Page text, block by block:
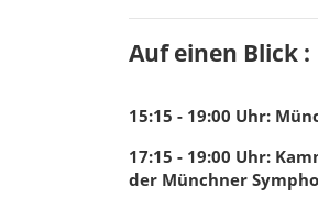
Auf einen Blick :
15:15 - 19:00 Uhr:
17:15 - 19:00 Uhr:
der Münchner